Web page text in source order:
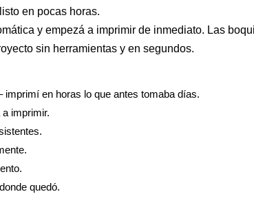
en pocas horas.
y empezá a imprimir de inmediato. Las
sin herramientas y en segundos.
en horas lo que antes tomaba días.
imprimir.
quedó.